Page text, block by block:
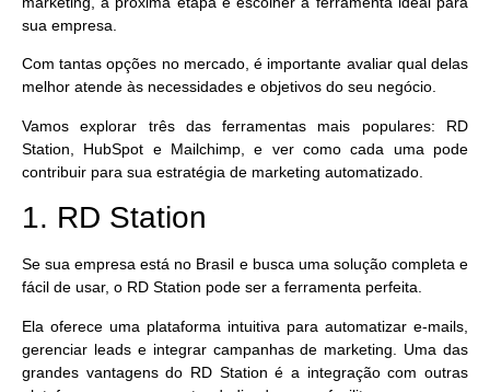
sua empresa.
Com tantas opções no mercado, é importante avaliar qual delas
melhor atende às necessidades e objetivos do seu negócio.
Vamos explorar três das ferramentas mais populares: RD
Station, HubSpot e Mailchimp, e ver como cada uma pode
contribuir para sua estratégia de marketing automatizado.
1. RD Station
Se sua empresa está no Brasil e busca uma solução completa e
fácil de usar, o RD Station pode ser a ferramenta perfeita.
Ela oferece uma plataforma intuitiva para automatizar e-mails,
gerenciar leads e integrar campanhas de marketing.
Uma das
grandes vantagens do RD Station é a integração com outras